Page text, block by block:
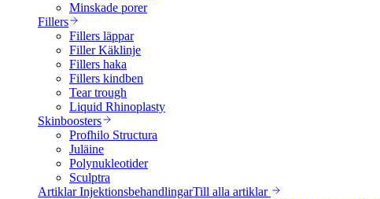
Minskade porer
Fillers
Fillers läppar
Filler Käklinje
Fillers haka
Fillers kindben
Tear trough
Liquid Rhinoplasty
Skinboosters
Profhilo Structura
Juläine
Polynukleotider
Sculptra
Artiklar InjektionsbehandlingarTill alla artiklar